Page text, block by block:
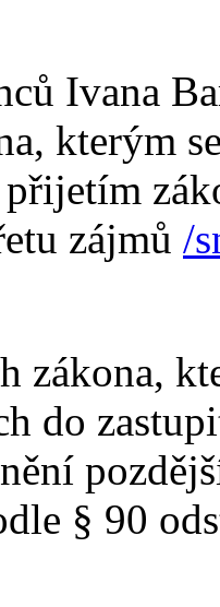
Ivana
kterým
zájmů /
zákona,
do
§ 90